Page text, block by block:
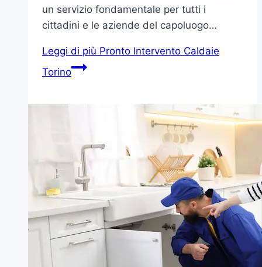
un servizio fondamentale per tutti i
cittadini e le aziende del capoluogo…
Leggi di più Pronto Intervento Caldaie
Torino